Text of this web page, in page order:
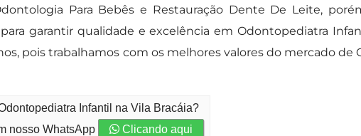
Para Bebês e Restauração Dente De Leite,
garantir qualidade e excelência em Odontopediatra
pois trabalhamos com os melhores valores do mercado de
Infantil na Vila Bracáia?
nosso WhatsApp Clicando aqui